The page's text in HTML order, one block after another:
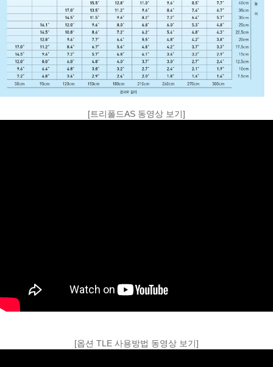
[트리폴드AS 동영상 보기]
[옵션 TLE 사용방법 동영상 보기]